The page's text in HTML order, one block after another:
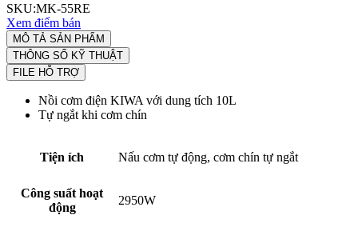
SKU:MK-55RE
Xem điểm bán
MÔ TẢ SẢN PHẨM
THÔNG SỐ KỸ THUẬT
FILE HỖ TRỢ
Nồi cơm điện KIWA với dung tích 10L
Tự ngắt khi cơm chín
Tiện ích Nấu cơm tự động, cơm chín tự ngắt
Công suất hoạt
động
2950W